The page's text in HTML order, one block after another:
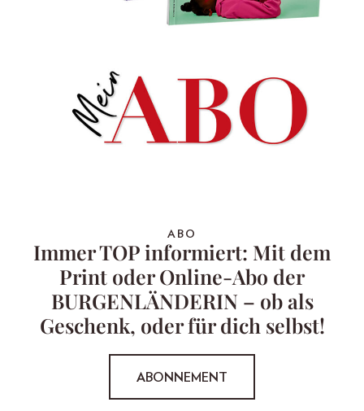
ABO
Immer TOP informiert: Mit dem
Print oder Online-Abo der
BURGENLÄNDERIN – ob als
Geschenk, oder für dich selbst!
ABONNEMENT